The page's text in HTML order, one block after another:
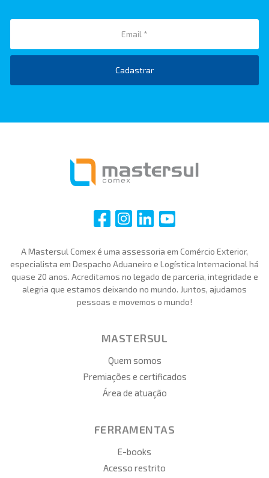
Cadastrar
i i i i
A Mastersul Comex é uma assessoria em Comércio Exterior,
especialista em Despacho Aduaneiro e Logística Internacional há
quase 20 anos. Acreditamos no legado de parceria, integridade e
alegria que estamos deixando no mundo. Juntos, ajudamos
pessoas e movemos o mundo!
MASTERSUL
Quem somos
Premiações e certificados
Área de atuação
FERRAMENTAS
E-books
Acesso restrito